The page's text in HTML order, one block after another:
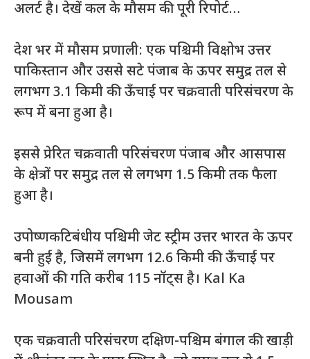
अलर्ट है। देखें कल के मौसम की पूरी रिपोर्ट…
देश भर में मौसम प्रणाली: एक पश्चिमी विक्षोभ उत्तर
पाकिस्तान और उससे सटे पंजाब के ऊपर समुद्र तल से
लगभग 3.1 किमी की ऊँचाई पर चक्रवाती परिसंचरण के
रूप में बना हुआ है।
इससे प्रेरित चक्रवाती परिसंचरण पंजाब और आसपास
के क्षेत्रों पर समुद्र तल से लगभग 1.5 किमी तक फैला
हुआ है।
उपोष्णकटिबंधीय पश्चिमी जेट स्ट्रीम उत्तर भारत के ऊपर
बनी हुई है, जिसमें लगभग 12.6 किमी की ऊँचाई पर
हवाओं की गति करीब 115 नॉट्स है। Kal Ka
Mousam
एक चक्रवाती परिसंचरण दक्षिण-पश्चिम बंगाल की खाड़ी